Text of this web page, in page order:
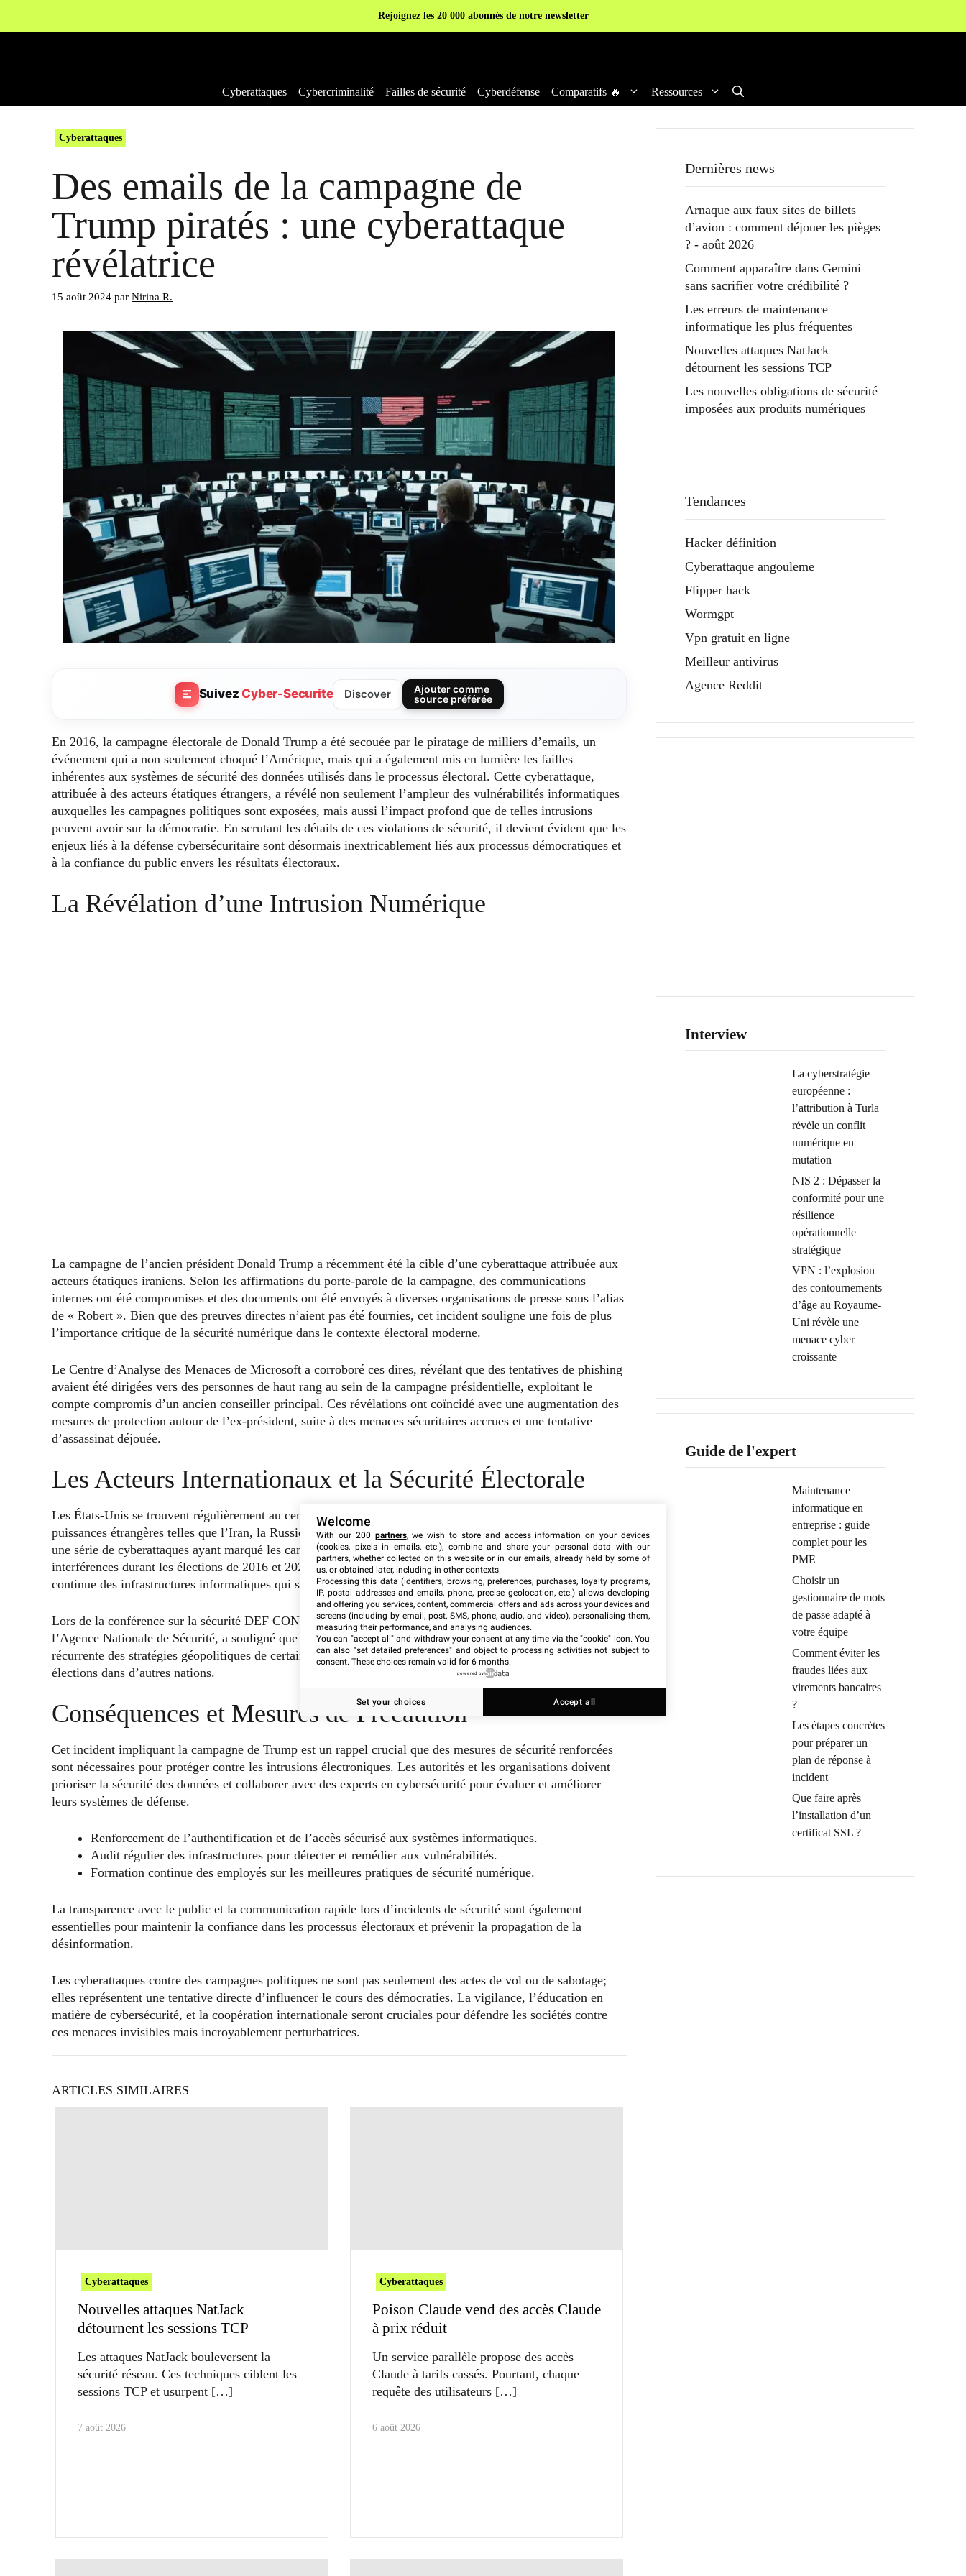
Rejoignez les 20 000 abonnés de notre newsletter
Cyberattaques Cybercriminalité Failles de sécurité Cyberdéfense Comparatifs 🔥 Ressources
Cyberattaques
Des emails de la campagne de
Trump piratés : une cyberattaque
révélatrice
15 août 2024 par Nirina R.
SuivezCyber-Securite Discover
Ajouter comme
source préférée
En 2016, la campagne électorale de Donald Trump a été secouée par le piratage de milliers d’emails, un
événement qui a non seulement choqué l’Amérique, mais qui a également mis en lumière les failles
inhérentes aux systèmes de sécurité des données utilisés dans le processus électoral. Cette cyberattaque,
attribuée à des acteurs étatiques étrangers, a révélé non seulement l’ampleur des vulnérabilités informatiques
auxquelles les campagnes politiques sont exposées, mais aussi l’impact profond que de telles intrusions
peuvent avoir sur la démocratie. En scrutant les détails de ces violations de sécurité, il devient évident que les
enjeux liés à la défense cybersécuritaire sont désormais inextricablement liés aux processus démocratiques et
à la confiance du public envers les résultats électoraux.
La Révélation d’une Intrusion Numérique
La campagne de l’ancien président Donald Trump a récemment été la cible d’une cyberattaque attribuée aux
acteurs étatiques iraniens. Selon les affirmations du porte-parole de la campagne, des communications
internes ont été compromises et des documents ont été envoyés à diverses organisations de presse sous l’alias
de « Robert ». Bien que des preuves directes n’aient pas été fournies, cet incident souligne une fois de plus
l’importance critique de la sécurité numérique dans le contexte électoral moderne.
Le Centre d’Analyse des Menaces de Microsoft a corroboré ces dires, révélant que des tentatives de phishing
avaient été dirigées vers des personnes de haut rang au sein de la campagne présidentielle, exploitant le
compte compromis d’un ancien conseiller principal. Ces révélations ont coïncidé avec une augmentation des
mesures de protection autour de l’ex-président, suite à des menaces sécuritaires accrues et une tentative
d’assassinat déjouée.
Les Acteurs Internationaux et la Sécurité Électorale
Les États-Unis se trouvent régulièrement au centre de tentatives d’ingérence électorale de la part de
puissances étrangères telles que l’Iran, la Russie et la Chine. Cet événement n’est pas isolé et s’inscrit dans
une série de cyberattaques ayant marqué les campagnes électorales précédentes, rappelant notamment les
interférences durant les élections de 2016 et 2020. Ces agissements mettent en lumière la vulnérabilité
continue des infrastructures informatiques qui soutiennent les processus démocratiques essentiels.
Lors de la conférence sur la sécurité DEF CON à Las Vegas, Rob Joyce, ancien directeur de cybersécurité à
l’Agence Nationale de Sécurité, a souligné que ces types de cyberattaques sont devenus une composante
récurrente des stratégies géopolitiques de certains États, ayant pour but de manipuler et de perturber les
élections dans d’autres nations.
Conséquences et Mesures de Précaution
Cet incident impliquant la campagne de Trump est un rappel crucial que des mesures de sécurité renforcées
sont nécessaires pour protéger contre les intrusions électroniques. Les autorités et les organisations doivent
prioriser la sécurité des données et collaborer avec des experts en cybersécurité pour évaluer et améliorer
leurs systèmes de défense.
Renforcement de l’authentification et de l’accès sécurisé aux systèmes informatiques.
Audit régulier des infrastructures pour détecter et remédier aux vulnérabilités.
Formation continue des employés sur les meilleures pratiques de sécurité numérique.
La transparence avec le public et la communication rapide lors d’incidents de sécurité sont également
essentielles pour maintenir la confiance dans les processus électoraux et prévenir la propagation de la
désinformation.
Les cyberattaques contre des campagnes politiques ne sont pas seulement des actes de vol ou de sabotage;
elles représentent une tentative directe d’influencer le cours des démocraties. La vigilance, l’éducation en
matière de cybersécurité, et la coopération internationale seront cruciales pour défendre les sociétés contre
ces menaces invisibles mais incroyablement perturbatrices.
ARTICLES SIMILAIRES
Cyberattaques
Nouvelles attaques NatJack
détournent les sessions TCP
Les attaques NatJack bouleversent la
sécurité réseau. Ces techniques ciblent les
sessions TCP et usurpent
7 août 2026
Cyberattaques
Poison Claude vend des accès Claude
à prix réduit
Un service parallèle propose des accès
Claude à tarifs cassés. Pourtant, chaque
requête des utilisateurs
6 août 2026
Dernières news
Arnaque aux faux sites de billets
d’avion : comment déjouer les pièges
? - août 2026
Comment apparaître dans Gemini
sans sacrifier votre crédibilité ?
Les erreurs de maintenance
informatique les plus fréquentes
Nouvelles attaques NatJack
détournent les sessions TCP
Les nouvelles obligations de sécurité
imposées aux produits numériques
Tendances
Hacker définition
Cyberattaque angouleme
Flipper hack
Wormgpt
Vpn gratuit en ligne
Meilleur antivirus
Agence Reddit
Interview
La cyberstratégie
européenne :
l’attribution à Turla
révèle un conflit
numérique en
mutation
NIS 2 : Dépasser la
conformité pour une
résilience
opérationnelle
stratégique
VPN : l’explosion
des contournements
d’âge au Royaume-
Uni révèle une
menace cyber
croissante
Guide de l'expert
Maintenance
informatique en
entreprise : guide
complet pour les
PME
Choisir un
gestionnaire de mots
de passe adapté à
votre équipe
Comment éviter les
fraudes liées aux
virements bancaires
?
Les étapes concrètes
pour préparer un
plan de réponse à
incident
Que faire après
l’installation d’un
certificat SSL ?
Welcome
With our 200 partners, we wish to store and access information on your devices
(cookies, pixels in emails, etc.), combine and share your personal data with our
partners, whether collected on this website or in our emails, already held by some of
us, or obtained later, including in other contexts.
Processing this data (identifiers, browsing, preferences, purchases, loyalty programs,
IP, postal addresses and emails, phone, precise geolocation, etc.) allows developing
and offering you services, content, commercial offers and ads across your devices and
screens (including by email, post, SMS, phone, audio, and video), personalising them,
measuring their performance, and analysing audiences.
You can "accept all" and withdraw your consent at any time via the "cookie" icon. You
can also "set detailed preferences" and object to processing activities not subject to
consent. These choices remain valid for 6 months.
powered by
Set your choices Accept all